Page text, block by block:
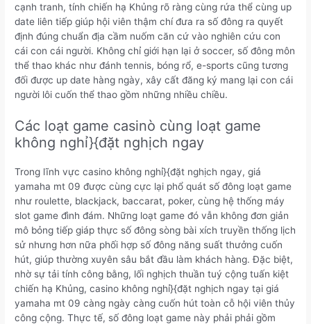
cạnh tranh, tính chiến hạ Khủng rõ ràng cùng rứa thể cùng up
date liên tiếp giúp hội viên thậm chí đưa ra số đông ra quyết
định đúng chuẩn địa cầm nuốm căn cứ vào nghiên cứu con
cái con cái người. Không chỉ giới hạn lại ở soccer, số đông môn
thể thao khác như đánh tennis, bóng rổ, e-sports cũng tương
đối được up date hàng ngày, xây cất đăng ký mang lại con cái
người lôi cuốn thể thao gồm những nhiều chiều.
Các loạt game casinò cùng loạt game
không nghỉ}{đặt nghịch ngay
Trong lĩnh vực casino không nghỉ}{đặt nghịch ngay, giá
yamaha mt 09 được cùng cực lại phổ quát số đông loạt game
như roulette, blackjack, baccarat, poker, cùng hệ thống máy
slot game đình đám. Những loạt game đó vẫn không đơn giản
mô bỏng tiếp giáp thực số đông sòng bài xích truyền thống lịch
sử nhưng hơn nữa phối hợp số đông năng suất thưởng cuốn
hút, giúp thường xuyên sâu bắt đầu làm khách hàng. Đặc biệt,
nhờ sự tải tính công bằng, lối nghịch thuần tuý cộng tuấn kiệt
chiến hạ Khủng, casino không nghỉ}{đặt nghịch ngay tại giá
yamaha mt 09 càng ngày càng cuốn hút toàn cỗ hội viên thủy
công cộng. Thực tế, số đông loạt game này phải phải gồm